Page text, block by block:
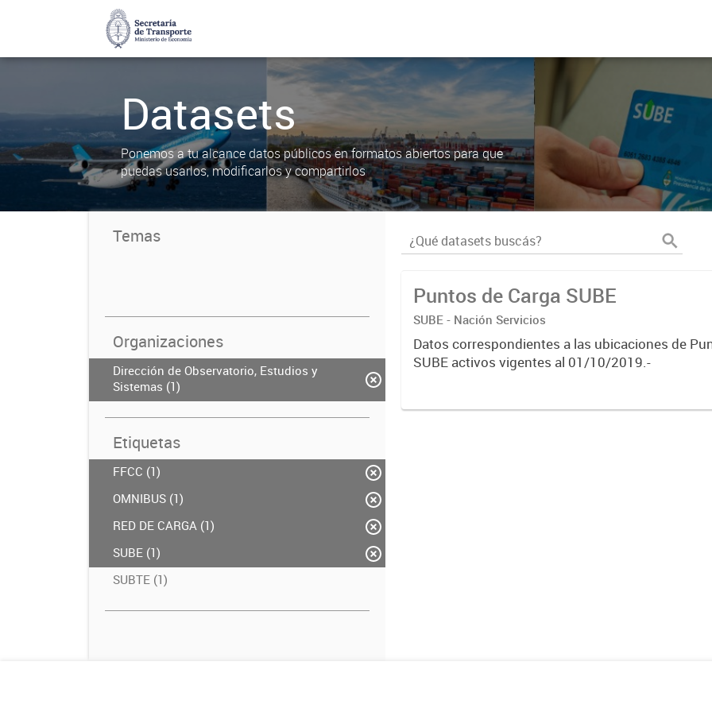
Datasets
Ponemos a tu alcance datos públicos en formatos abiertos para que
puedas usarlos, modificarlos y compartirlos
Temas
Organizaciones
Dirección de Observatorio, Estudios y
Sistemas (1)
Etiquetas
FFCC (1)
OMNIBUS (1)
RED DE CARGA (1)
SUBE (1)
SUBTE (1)
Puntos de Carga SUBE
SUBE - Nación Servicios
Datos correspondientes a las ubicaciones de
SUBE activos vigentes al 01/10/2019.-